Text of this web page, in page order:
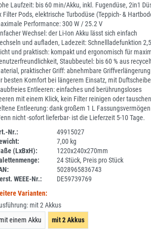
Laufzeit: bis 60 min/Akku, inkl. Fugendüse, 2in1
Filter Pods, elektrische Turbodüse (Teppich- &
Performance: 300 W / 25.2 V
Wechsel: der Li-Ion Akku lässt sich einfach
und aufladen, Ladezeit: Schnellladefunktion
und praktisch: kompakt und ergonomisch für
Staubbeutel: bis 60 % aus
praktischer Griff: abnehmbare Griffverlängerung
besten Komfort bei längerem Einsatz, mit Duftscheibe
Entleeren: einfaches und berührungsloses
mit einem Klick, kein Filter reinigen oder tauschen
Entleerung: dank großem 1 L Fassungsvermögen
nicht -sofort lieferbar- ist die Lieferzeit 5-10 Tage.
Nr.:
49915027
7,00 kg
(LxBxH):
1220x240x270mm
24 Stück, Preis pro Stück
5028965836743
WEEE-Nr.:
DE59739769
Varianten:
mit 2 Akkus
mit einem Akku
mit 2 Akkus